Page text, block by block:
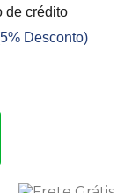
de crédito
Desconto)